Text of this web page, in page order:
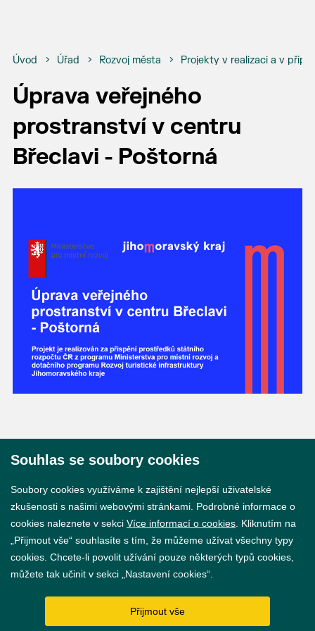
Úvod Úřad Rozvoj města Projekty v realizaci a v
Úprava veřejného
prostranství v centru
Břeclavi - Poštorná
GDPR
Nastavení cookies
Souhlas se soubory cookies
Soubory cookies využíváme k zajištění nejlepší uživatelské
zkušenosti s našimi webovými stránkami. Podrobné informace o
cookies naleznete v sekci Více informací o cookies . Kliknutím na
„Přijmout vše“ souhlasíte s tím, že můžeme užívat všechny typy
cookies. Chcete-li povolit užívání pouze některých typů cookies,
můžete tak učinit v sekci „Nastavení cookies“.
Přijmout vše